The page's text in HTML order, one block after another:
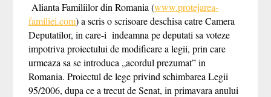
Alianta Familiilor din Romania (www.protejarea-
familiei.com) a scris o scrisoare deschisa catre Camera
Deputatilor, in care-i indeamna pe deputati sa voteze
impotriva proiectului de modificare a legii, prin care
urmeaza sa se introduca „acordul prezumat” in
Romania. Proiectul de lege privind schimbarea Legii
95/2006, dupa ce a trecut de Senat, in primavara anului